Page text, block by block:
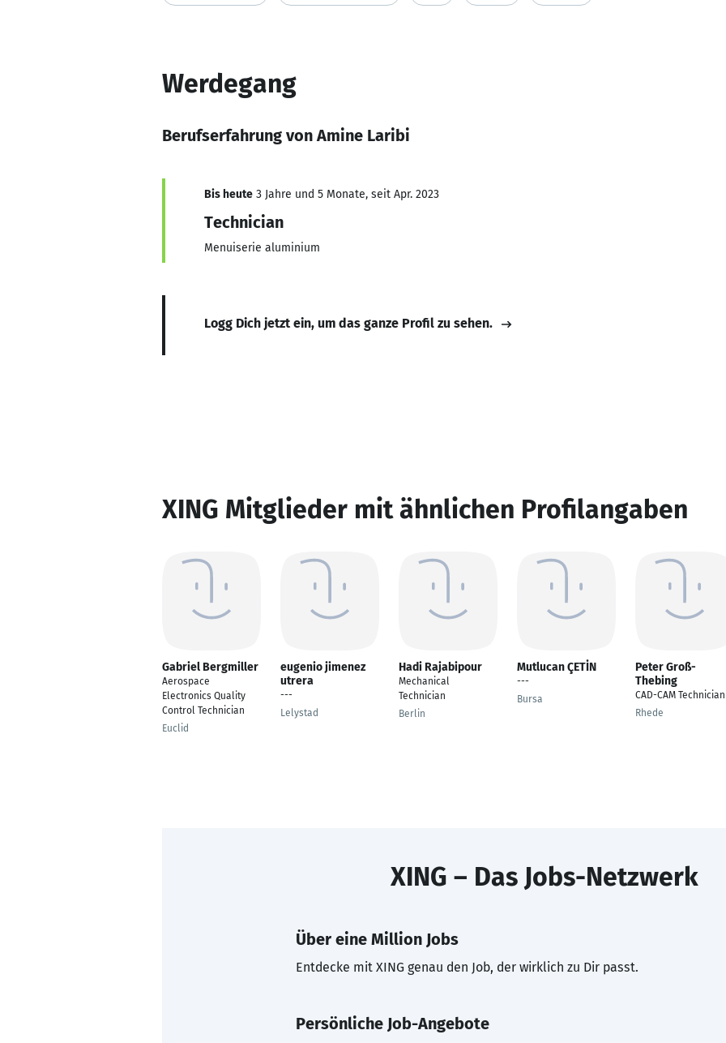
Werdegang
Berufserfahrung von Amine Laribi
Bis heute 3 Jahre und 5 Monate, seit Apr. 2023
Technician
Menuiserie aluminium
Logg Dich jetzt ein, um das ganze Profil zu sehen.
XING Mitglieder mit ähnlichen Profilangaben
Gabriel Bergmiller
Aerospace
Electronics Quality
Control Technician
Euclid
eugenio jimenez
utrera
---
Lelystad
Hadi Rajabipour
Mechanical
Technician
Berlin
Mutlucan ÇETİN
---
Bursa
Peter Groß-
Thebing
CAD-CAM Technician
Rhede
XING – Das Jobs-Netzwerk
Über eine Million Jobs
Entdecke mit XING genau den Job, der wirklich zu Dir passt.
Persönliche Job-Angebote